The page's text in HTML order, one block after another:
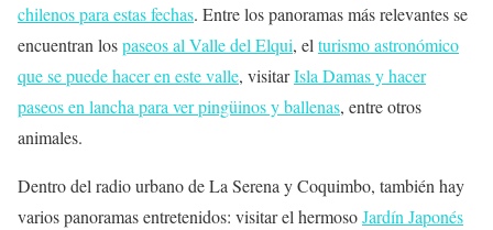
chilenos para estas fechas. Entre los panoramas más relevantes se
encuentran lospaseos al Valle del Elqui, el turismo astronómico
que se puede hacer en este valle, visitarIsla Damas y hacer
paseos en lancha para ver pingüinos y ballenas, entre otros
animales.
Dentro del radio urbano de La Serena y Coquimbo, también hay
varios panoramas entretenidos: visitar el hermosoJardín Japonés